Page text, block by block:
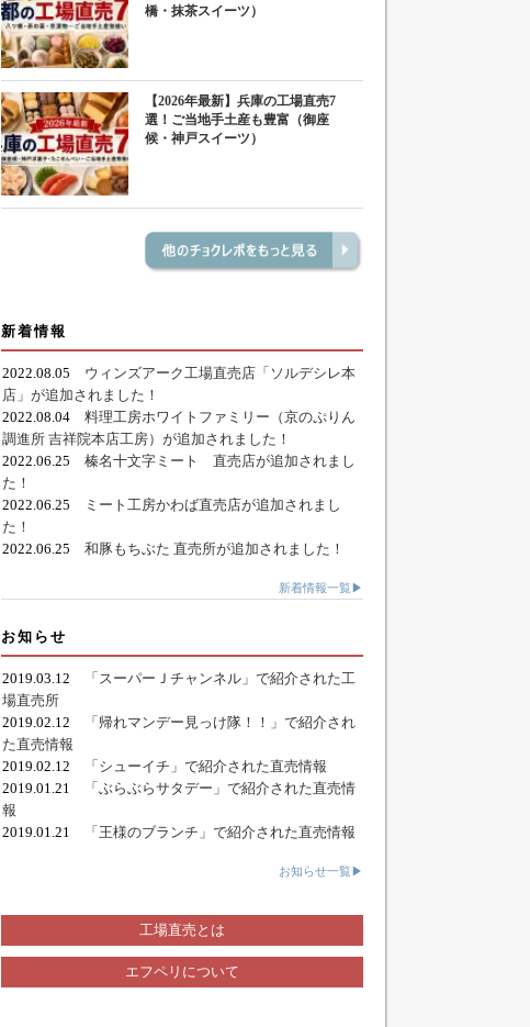
橋・抹茶スイーツ）
【2026年最新】兵庫の工場直売7
選！ご当地手土産も豊富（御座
候・神戸スイーツ）
新着情報
2022.08.05 ウィンズアーク工場直売店「ソルデシレ本
店」が追加されました！
2022.08.04 料理工房ホワイトファミリー（京のぷりん
調進所 吉祥院本店工房）が追加されました！
2022.06.25 榛名十文字ミート 直売店が追加されまし
た！
2022.06.25
ミート工房かわば直売店が追加されまし
た！
2022.06.25 和豚もちぶた 直売所が追加されました！
新着情報一覧▶
お知らせ
2019.03.12
「スーパーＪチャンネル」で紹介された工
場直売所
2019.02.12
「帰れマンデー見っけ隊！！」で紹介され
た直売情報
2019.02.12
「シューイチ」で紹介された直売情報
2019.01.21
「ぶらぶらサタデー」で紹介された直売情
報
2019.01.21
「王様のブランチ」で紹介された直売情報
お知らせ一覧▶
工場直売とは
エフペリについて